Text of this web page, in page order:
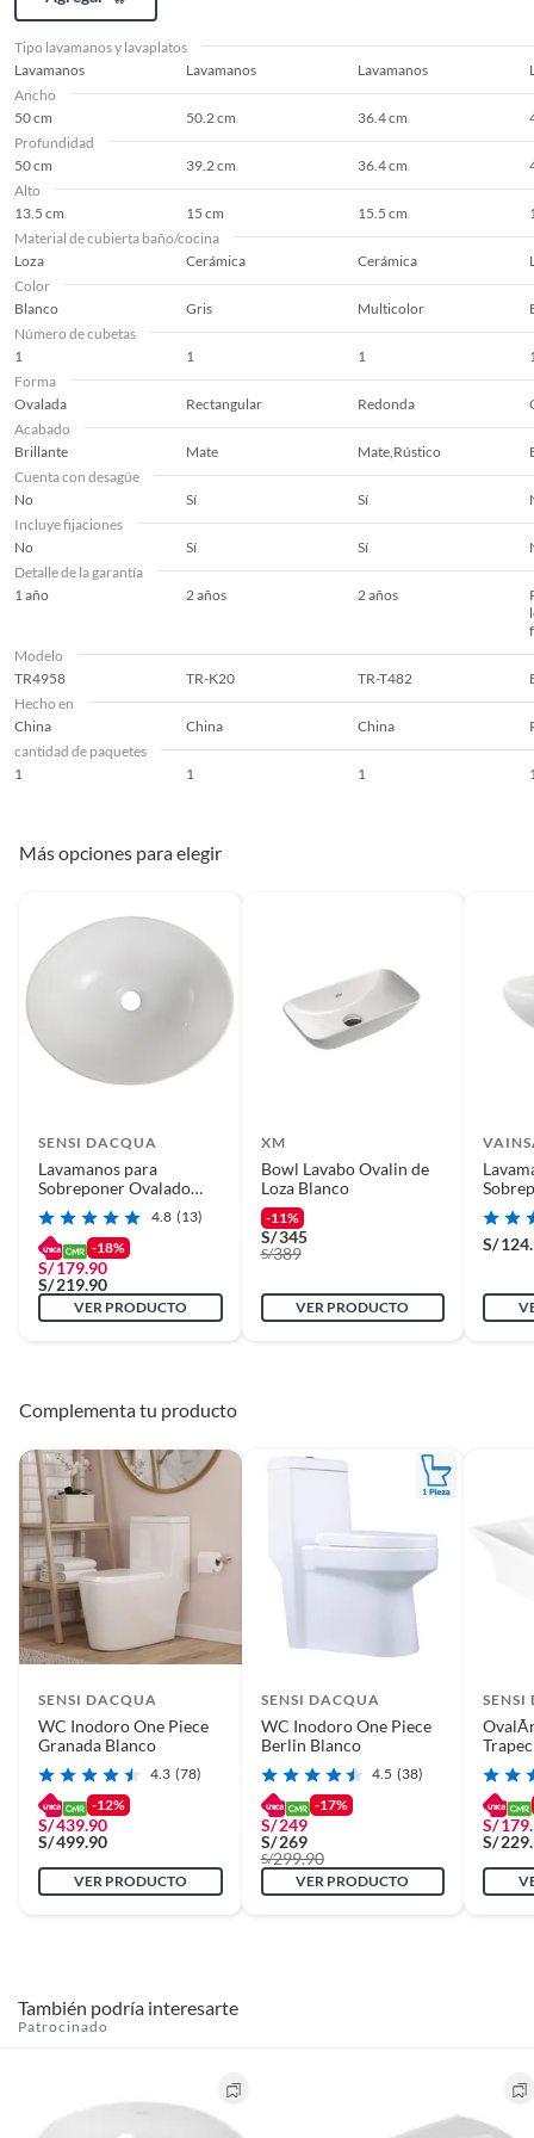
Tipo lavamanos y lavaplatos
Lavamanos
Lavamanos Lavamanos
Ancho
50 cm
50.2 cm 36.4 cm
Profundidad
50 cm
39.2 cm 36.4 cm
Alto
13.5 cm
15 cm 15.5 cm
Material de cubierta baño/cocina
Loza
Cerámica Cerámica
Color
Blanco
Gris Multicolor
Número de cubetas
1
1 1
Forma
Ovalada
Rectangular Redonda
Acabado
Brillante
Mate Mate,Rústico
Cuenta con desagüe
No
Sí Sí
Incluye fijaciones
No
Sí Sí
Detalle de la garantía
1 año
2 años 2 años
Modelo
TR4958
TR-K20 TR-T482
Hecho en
China
China China
cantidad de paquetes
1
1 1
Más opciones para elegir
SENSI DACQUA
Lavamanos para
Sobreponer Ovalado
Blanco
4.8 (13)
-18%
S/179.90
S/219.90
VER PRODUCTO
XM
Bowl Lavabo Ovalin de
Loza Blanco
-11%
S/345
S/389
VER PRODUCTO
S/
Complementa tu producto
SENSI DACQUA
WC Inodoro One Piece
Granada Blanco
4.3 (78)
-12%
S/439.90
S/499.90
VER PRODUCTO
SENSI DACQUA
WC Inodoro One Piece
Berlin Blanco
4.5 (38)
-17%
S/ 249
S/ 269
S/299.90
VER PRODUCTO
SENSI
S/
S/
También podría interesarte
Patrocinado